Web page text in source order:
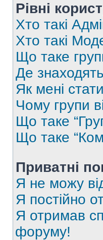
Рівні
Хто такі
Хто такі
Що таке
Де
Як мені
Чому групи
Що таке
Що таке
Приватні
Я не можу
Я постійно
Я отримав
форуму!